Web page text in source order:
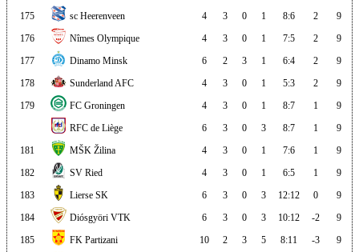
175
sc Heerenveen 4 3 0 1 8:6 2
9
176
Nîmes Olympique 4 3 0 1 7:5 2
9
177
Dinamo Minsk 6 2 3 1 6:4 2
9
178
Sunderland AFC 4 3 0 1 5:3 2
9
179
FC Groningen 4 3 0 1 8:7 1
9
RFC de Liège
6 3 0 3 8:7 1
9
181
MŠK Žilina 4 3 0 1 7:6 1
9
182
SV Ried 4 3 0 1 6:5 1
9
183
Lierse SK 6 3 0 3 12:12 0
9
184
Diósgyöri VTK 6 3 0 3 10:12 -2
9
185
FK Partizani 10 2 3 5 8:11 -3
9